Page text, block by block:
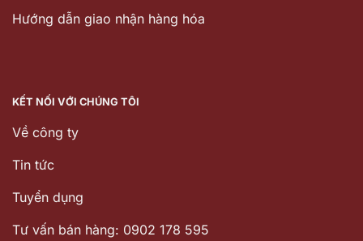
Hướng dẫn giao nhận hàng hóa
KẾT NỐI VỚI CHÚNG TÔI
Về công ty
Tin tức
Tuyển dụng
Tư vấn bán hàng: 0902 178 595